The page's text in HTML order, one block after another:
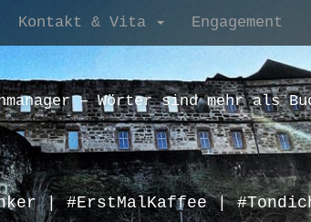
Kontakt & Vita Engagement
– Wörter sind mehr als
| #ErstMalKaffee |